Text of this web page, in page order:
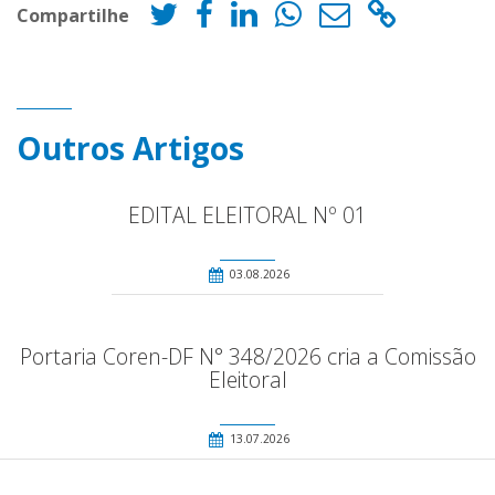
Compartilhe
Outros Artigos
EDITAL ELEITORAL Nº 01
03.08.2026
Portaria Coren-DF N° 348/2026 cria a Comissão
Eleitoral
13.07.2026